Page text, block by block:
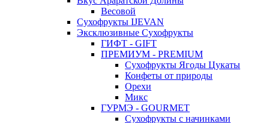
Весовой
Сухофрукты IJEVAN
Эксклюзивные Сухофрукты
ГИФТ - GIFT
ПРЕМИУМ - PREMIUM
Сухофрукты Ягоды Цукаты
Конфеты от природы
Орехи
Микс
ГУРМЭ - GOURMET
Сухофрукты с начинками